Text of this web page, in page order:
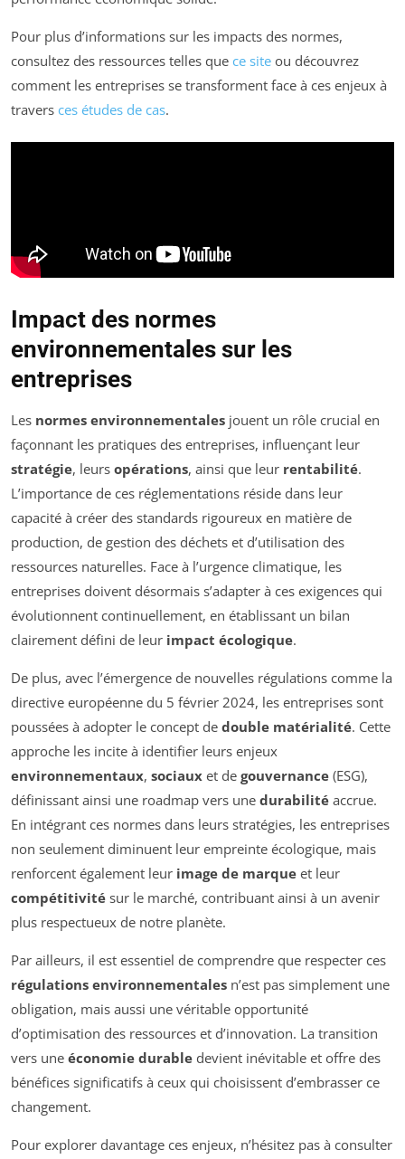
Pour plus d’informations sur les impacts des normes,
consultez des ressources telles que ce site ou découvrez
comment les entreprises se transforment face à ces enjeux à
travers ces études de cas.
Impact des normes
environnementales sur les
entreprises
Les normes environnementales jouent un rôle crucial en
façonnant les pratiques des entreprises, influençant leur
stratégie, leurs opérations, ainsi que leur rentabilité.
L’importance de ces réglementations réside dans leur
capacité à créer des standards rigoureux en matière de
production, de gestion des déchets et d’utilisation des
ressources naturelles. Face à l’urgence climatique, les
entreprises doivent désormais s’adapter à ces exigences qui
évolutionnent continuellement, en établissant un bilan
clairement défini de leur impact écologique.
De plus, avec l’émergence de nouvelles régulations comme la
directive européenne du 5 février 2024, les entreprises sont
poussées à adopter le concept de double matérialité. Cette
approche les incite à identifier leurs enjeux
environnementaux, sociaux et de gouvernance (ESG),
définissant ainsi une roadmap vers une durabilité accrue.
En intégrant ces normes dans leurs stratégies, les entreprises
non seulement diminuent leur empreinte écologique, mais
renforcent également leur image de marque et leur
compétitivité sur le marché, contribuant ainsi à un avenir
plus respectueux de notre planète.
Par ailleurs, il est essentiel de comprendre que respecter ces
régulations environnementales n’est pas simplement une
obligation, mais aussi une véritable opportunité
d’optimisation des ressources et d’innovation. La transition
vers une économie durable devient inévitable et offre des
bénéfices significatifs à ceux qui choisissent d’embrasser ce
changement.
Pour explorer davantage ces enjeux, n’hésitez pas à consulter